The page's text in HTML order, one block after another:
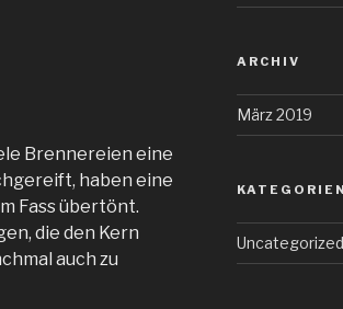
Brennereien eine
haben eine
Fass übertönt.
die den Kern
auch zu
ARCHIV
März 2019
KATEGORIEN
Uncategorized